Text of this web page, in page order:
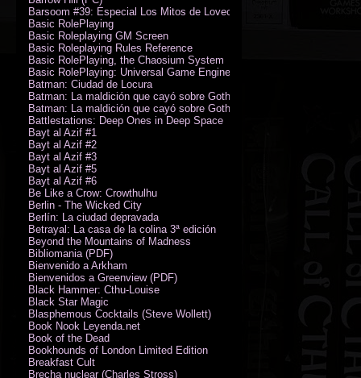
Barsoom #39: Especial Los Mitos de Lovecraft
Basic RolePlaying
Basic Roleplaying GM Screen
Basic Roleplaying Rules Reference
Basic RolePlaying, the Chaosium System
Basic RolePlaying: Universal Game Engine (PDF)
Batman: Ciudad de Locura
Batman: La maldición que cayó sobre Gotham
Batman: La maldición que cayó sobre Gotham
Battlestations: Deep Ones in Deep Space
Bayt al Azif #1
Bayt al Azif #2
Bayt al Azif #3
Bayt al Azif #5
Bayt al Azif #6
Be Like a Crow: Crowthulhu
Berlin - The Wicked City
Berlín: La ciudad depravada
Betrayal: La casa de la colina 3ª edición
Beyond the Mountains of Madness
Bibliomania (PDF)
Bienvenido a Arkham
Bienvenidos a Greenview (PDF)
Black Hammer: Cthu-Louise
Black Star Magic
Blasphemous Cocktails (Steve Wollett)
Book Nook Leyenda.net
Book of the Dead
Bookhounds of London Limited Edition
Breakfast Cult
Brecha nuclear (Charles Stross)